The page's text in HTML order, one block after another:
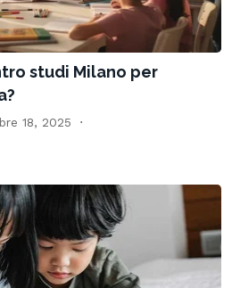
studi Milano per
18, 2025